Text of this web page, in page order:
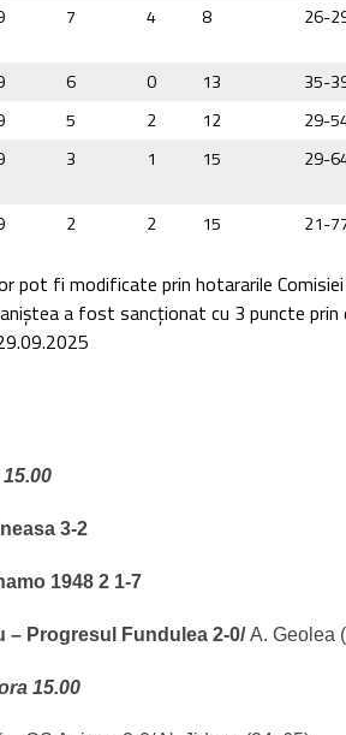
7 4 8 26-
6 0 13
35-
5 2 12
29-
3 1 15 29-
2 2 15 21-
pot fi modificate prin hotararile Comisiei
a fost sancţionat cu 3 puncte prin
3-2
1948 2 1-7
– Progresul Fundulea 2-0/A. Geolea
15.00